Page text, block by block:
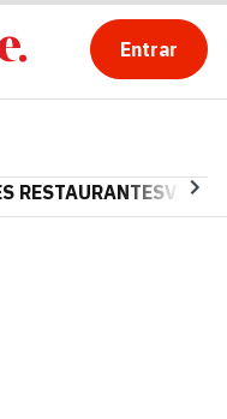
Entrar
RESTAURANTES